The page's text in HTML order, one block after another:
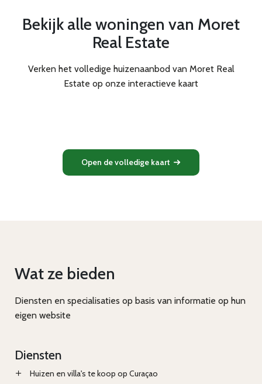
Bekijk alle woningen van Moret
Real Estate
Verken het volledige huizenaanbod van Moret Real
Estate op onze interactieve kaart
Open de volledige kaart
Wat ze bieden
Diensten en specialisaties op basis van informatie op hun
eigen website
Diensten
Huizen en villa's te koop op Curaçao